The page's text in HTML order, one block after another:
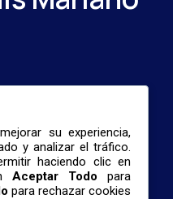
su experiencia,
y analizar el tráfico.
haciendo clic en
Aceptar Todo para
para rechazar cookies